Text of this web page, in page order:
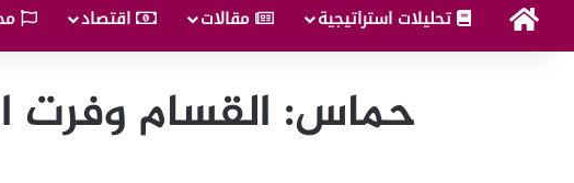
البداية تحليلات استراتيجية مقالات اقتصاد
حماس: القسام وفرت